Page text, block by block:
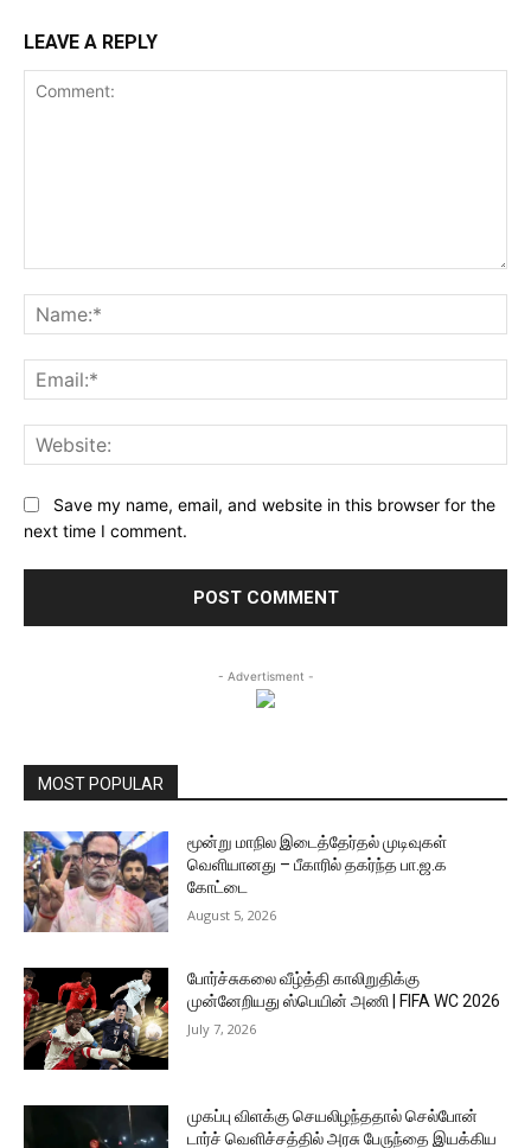
LEAVE A REPLY
Save my name, email, and website in this browser for the
next time I comment.
- Advertisment -
MOST POPULAR
மூன்று மாநில இடைத்தேர்தல் முடிவுகள்
வெளியானது – பீகாரில் தகர்ந்த பா.ஜ.க
கோட்டை
August 5, 2026
போர்ச்சுகலை வீழ்த்தி காலிறுதிக்கு
முன்னேறியது ஸ்பெயின் அணி | FIFA WC 2026
July 7, 2026
முகப்பு விளக்கு செயலிழந்ததால் செல்போன்
டார்ச் வெளிச்சத்தில் அரசு பேருந்தை இயக்கிய